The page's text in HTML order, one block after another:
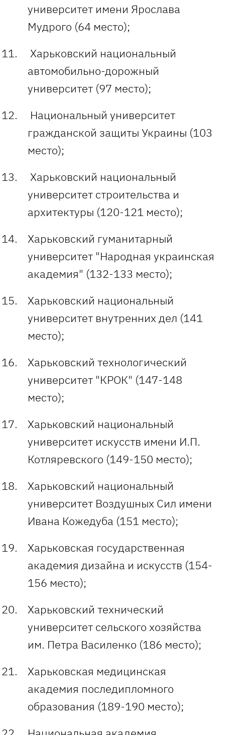
университет имени Ярослава
Мудрого (64 место);
Харьковский национальный
автомобильно-дорожный
университет (97 место);
Национальный университет
гражданской защиты Украины (103
место);
Харьковский национальный
университет строительства и
архитектуры (120-121 место);
Харьковский гуманитарный
университет "Народная украинская
академия" (132-133 место);
Харьковский национальный
университет внутренних дел (141
место);
Харьковский технологический
университет "КРОК" (147-148
место);
Харьковский национальный
университет искусств имени И.П.
Котляревского (149-150 место);
Харьковский национальный
университет Воздушных Сил имени
Ивана Кожедуба (151 место);
Харьковская государственная
академия дизайна и искусств (154-
156 место);
Харьковский технический
университет сельского хозяйства
им. Петра Василенко (186 место);
Харьковская медицинская
академия последипломного
образования (189-190 место);